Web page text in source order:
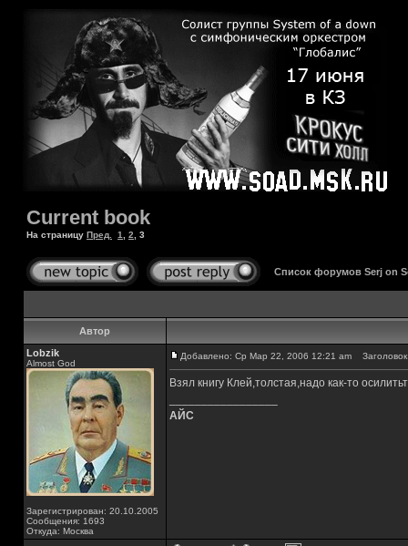
Current book
На страницу Пред. 1 2 3
Список форумов Serj on
Автор
Lobzik
Almost God
Зарегистрирован: 20.10.2005
Сообщения: 1693
Откуда: Москва
Добавлено: Ср Мар 22, 2006 12:21 am
Взял книгу Клей,толстая,надо как-то
АЙС